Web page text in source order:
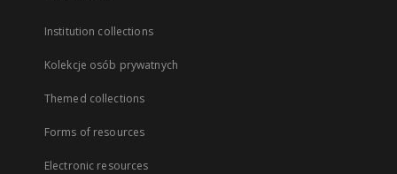
Institution collections
Kolekcje osób prywatnych
Themed collections
Forms of resources
Electronic resources